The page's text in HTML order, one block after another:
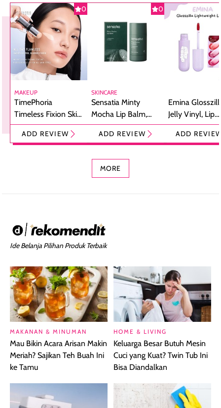
0
MAKEUP
TimePhoria
Timeless Fixion Skin
Tint Stick,
Foundation dan
ADD REVIEW
0
SKINCARE
Sensatia Minty
Mocha Lip Balm,
Pelembap Bibir
dengan Aroma
ADD REVIEW
Emina
Jelly Vinyl, Lip
Cream Glossy
Ringan
ADD
MORE
Ide Belanja Pilihan Produk Terbaik
MAKANAN & MINUMAN
Mau Bikin Acara Arisan Makin
Meriah? Sajikan Teh Buah Ini
ke Tamu
HOME & LIVING
Keluarga Besar Butuh Mesin
Cuci yang Kuat? Twin Tub Ini
Bisa Diandalkan